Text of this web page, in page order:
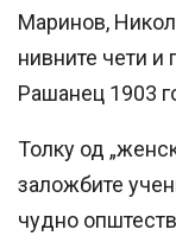
Маринов,
нивните чети и
Рашанец 1903
Толку од
заложбите
чудно